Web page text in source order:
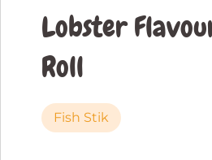
Lobster
Roll
Fish Stik